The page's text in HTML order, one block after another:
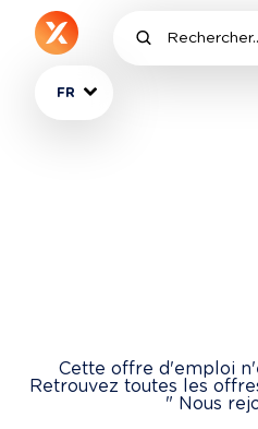
FR
Cette offre d'emploi
Retrouvez toutes les
" Nous